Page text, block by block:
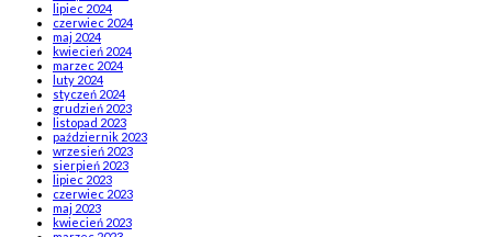
lipiec 2024
czerwiec 2024
maj 2024
kwiecień 2024
marzec 2024
luty 2024
styczeń 2024
grudzień 2023
listopad 2023
październik 2023
wrzesień 2023
sierpień 2023
lipiec 2023
czerwiec 2023
maj 2023
kwiecień 2023